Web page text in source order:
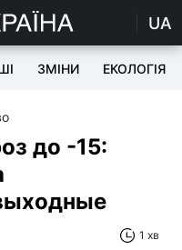
UA
ЗМІНИ ЕКОЛОГІЯ
до -15:
1 хв